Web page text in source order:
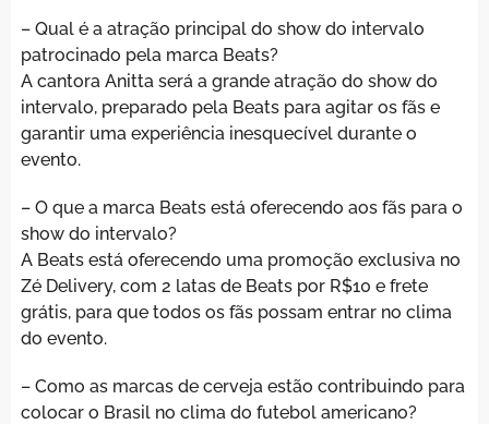
– Qual é a atração principal do show do intervalo
patrocinado pela marca Beats?
A cantora Anitta será a grande atração do show do
intervalo, preparado pela Beats para agitar os fãs e
garantir uma experiência inesquecível durante o
evento.
– O que a marca Beats está oferecendo aos fãs para o
show do intervalo?
A Beats está oferecendo uma promoção exclusiva no
Zé Delivery, com 2 latas de Beats por R$10 e frete
grátis, para que todos os fãs possam entrar no clima
do evento.
– Como as marcas de cerveja estão contribuindo para
colocar o Brasil no clima do futebol americano?